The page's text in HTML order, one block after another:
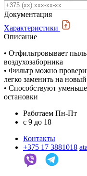
Документация
Характеристики
Описание
• Отфильтровывает
воздухозаборника
• Фильтр можно
легко заменить на
• Способствуют
остановки
Работаем Пн-Пт
c 9 до 18
Контакты
+375 17 3881018